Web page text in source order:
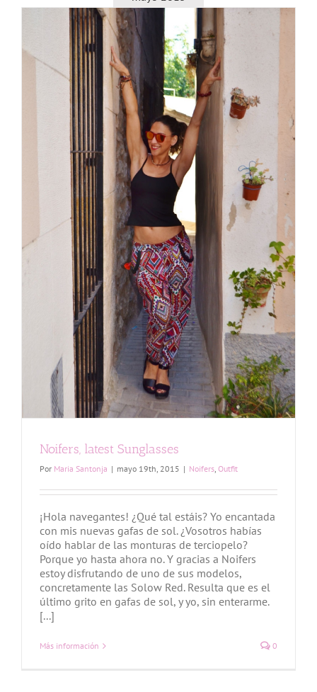
Noifers, latest Sunglasses
Por Maria Santonja | mayo 19th, 2015 | Noifers, Outfit
¡Hola navegantes! ¿Qué tal estáis? Yo encantada
con mis nuevas gafas de sol. ¿Vosotros habías
oído hablar de las monturas de terciopelo?
Porque yo hasta ahora no. Y gracias a Noifers
estoy disfrutando de uno de sus modelos,
concretamente las Solow Red. Resulta que es el
último grito en gafas de sol, y yo, sin enterarme.
[...]
Más información 0